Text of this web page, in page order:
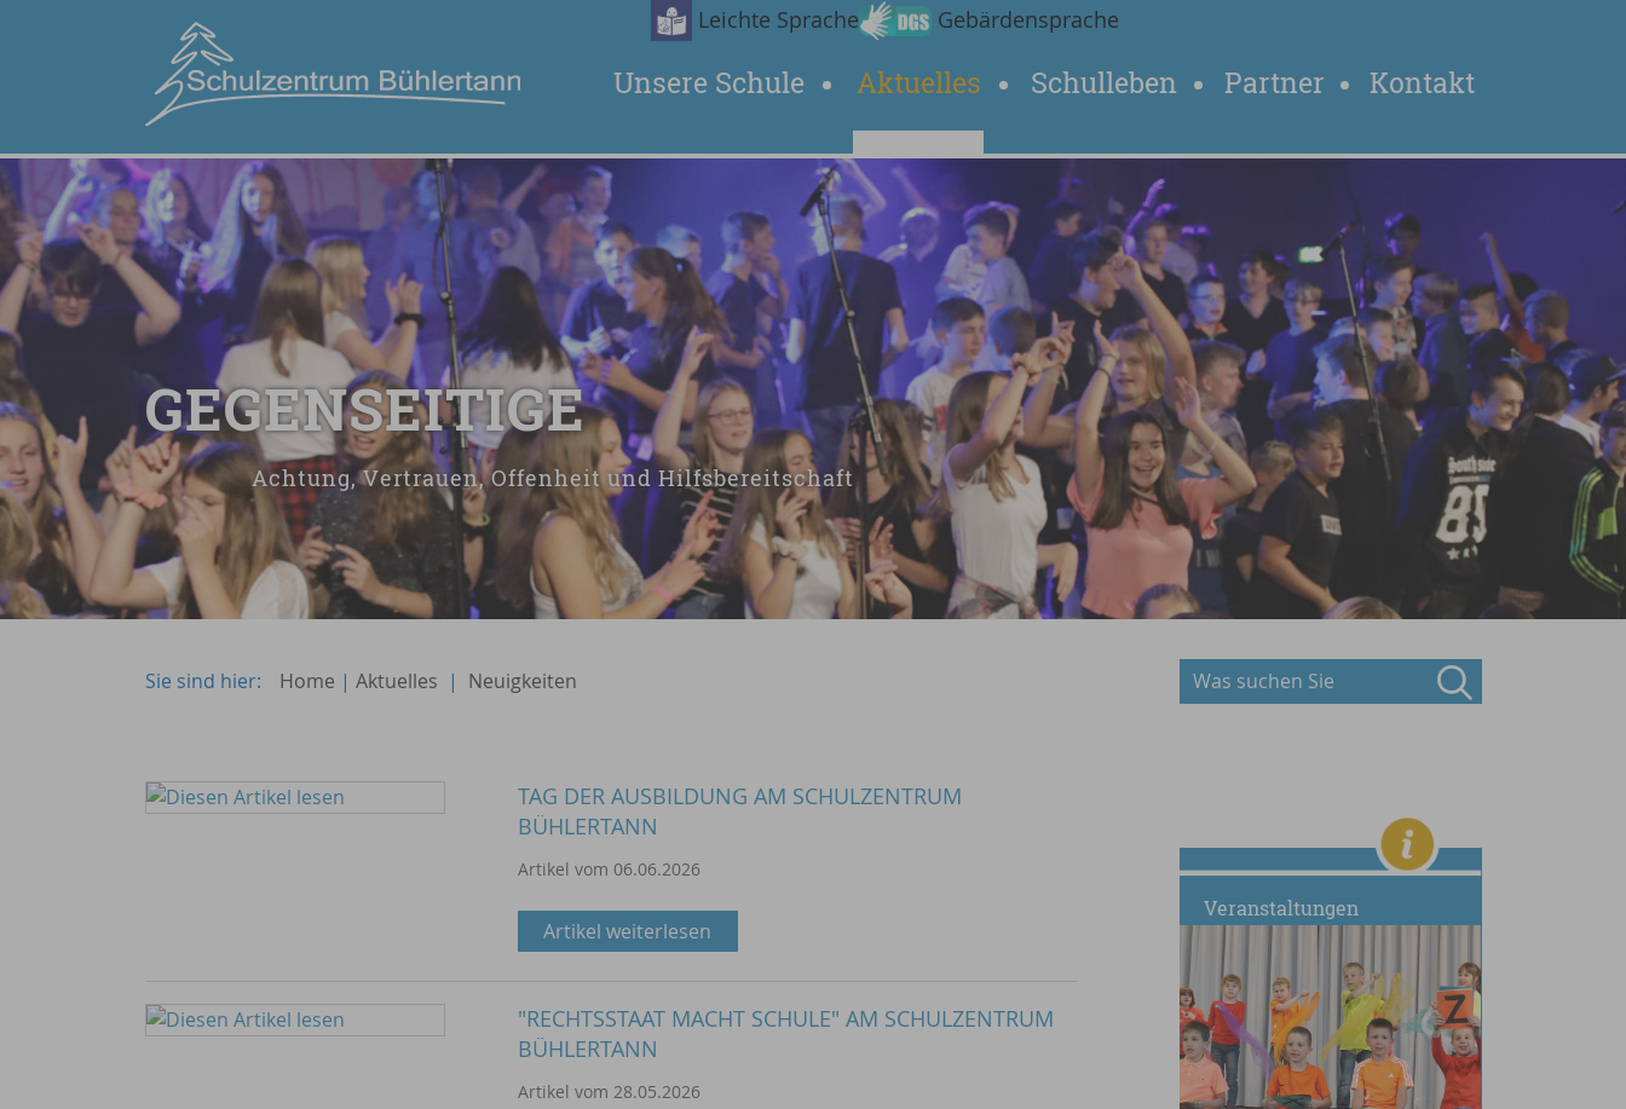
Leichte Sprache Gebärdensprache
Unsere Schule Aktuelles Schulleben Partner Kontakt
GEGENSEITIGE
Achtung, Vertrauen, Offenheit und Hilfsbereitschaft
Sie sind hier: Home | Aktuelles | Neuigkeiten
TAG DER AUSBILDUNG AM SCHULZENTRUM
BÜHLERTANN
Artikel vom 06.06.2026
Artikel weiterlesen
"RECHTSSTAAT MACHT SCHULE" AM SCHULZENTRUM
BÜHLERTANN
Artikel vom 28.05.2026
Veranstaltungen